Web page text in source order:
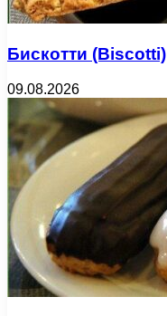
Бискотти (Biscotti)
09.08.2026